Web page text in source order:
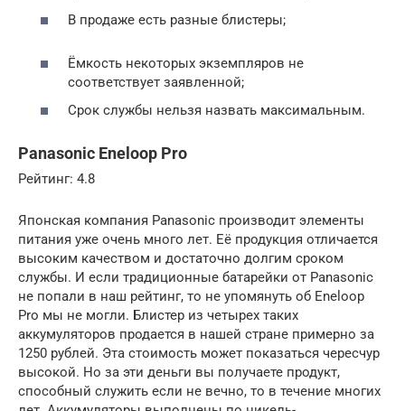
В продаже есть разные блистеры;
Ёмкость некоторых экземпляров не
соответствует заявленной;
Срок службы нельзя назвать максимальным.
Panasonic Eneloop Pro
Рейтинг: 4.8
Японская компания Panasonic производит элементы
питания уже очень много лет. Её продукция отличается
высоким качеством и достаточно долгим сроком
службы. И если традиционные батарейки от Panasonic
не попали в наш рейтинг, то не упомянуть об Eneloop
Pro мы не могли. Блистер из четырех таких
аккумуляторов продается в нашей стране примерно за
1250 рублей. Эта стоимость может показаться чересчур
высокой. Но за эти деньги вы получаете продукт,
способный служить если не вечно, то в течение многих